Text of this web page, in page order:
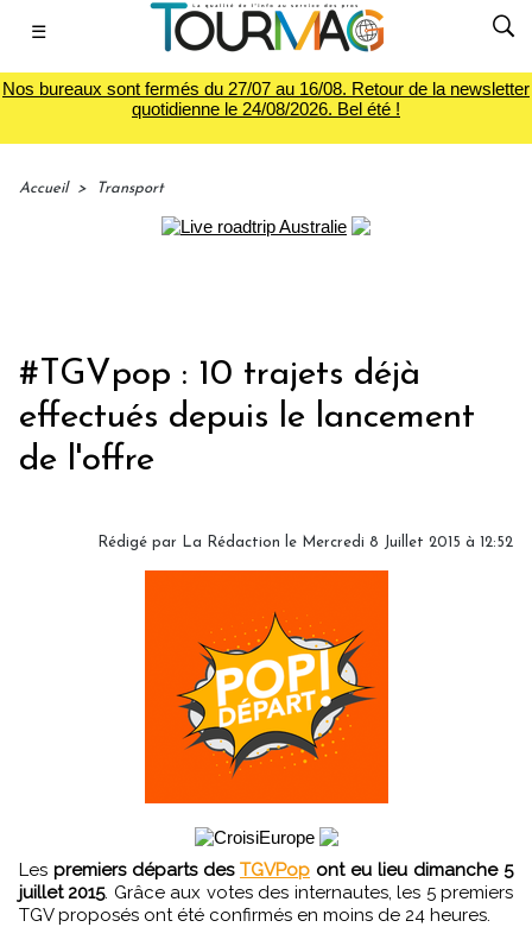
☰
Nos bureaux sont fermés du 27/07 au 16/08. Retour de la newsletter
quotidienne le 24/08/2026. Bel été !
Accueil > Transport
#TGVpop : 10 trajets déjà
effectués depuis le lancement
de l'offre
Rédigé par La Rédaction le Mercredi 8 Juillet 2015 à 12:52
Les premiers départs des TGVPop ont eu lieu dimanche 5
juillet 2015. Grâce aux votes des internautes, les 5 premiers
TGV proposés ont été confirmés en moins de 24 heures.